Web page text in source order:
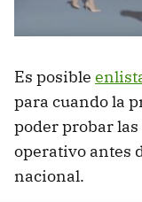
Es posible
para cuando la
poder probar
operativo antes
nacional.